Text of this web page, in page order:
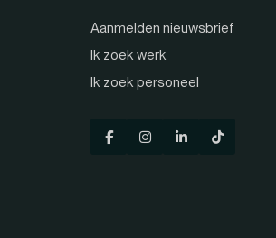
Aanmelden nieuwsbrief
Ik zoek werk
Ik zoek personeel